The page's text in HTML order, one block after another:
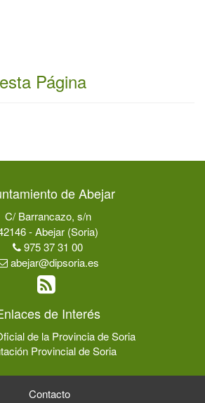
Página
de Abejar
C/ Barrancazo, s/n
- Abejar (Soria)
975 37 31 00
abejar@dipsoria.es
de Interés
de la Provincia de Soria
Provincial de Soria
Contacto